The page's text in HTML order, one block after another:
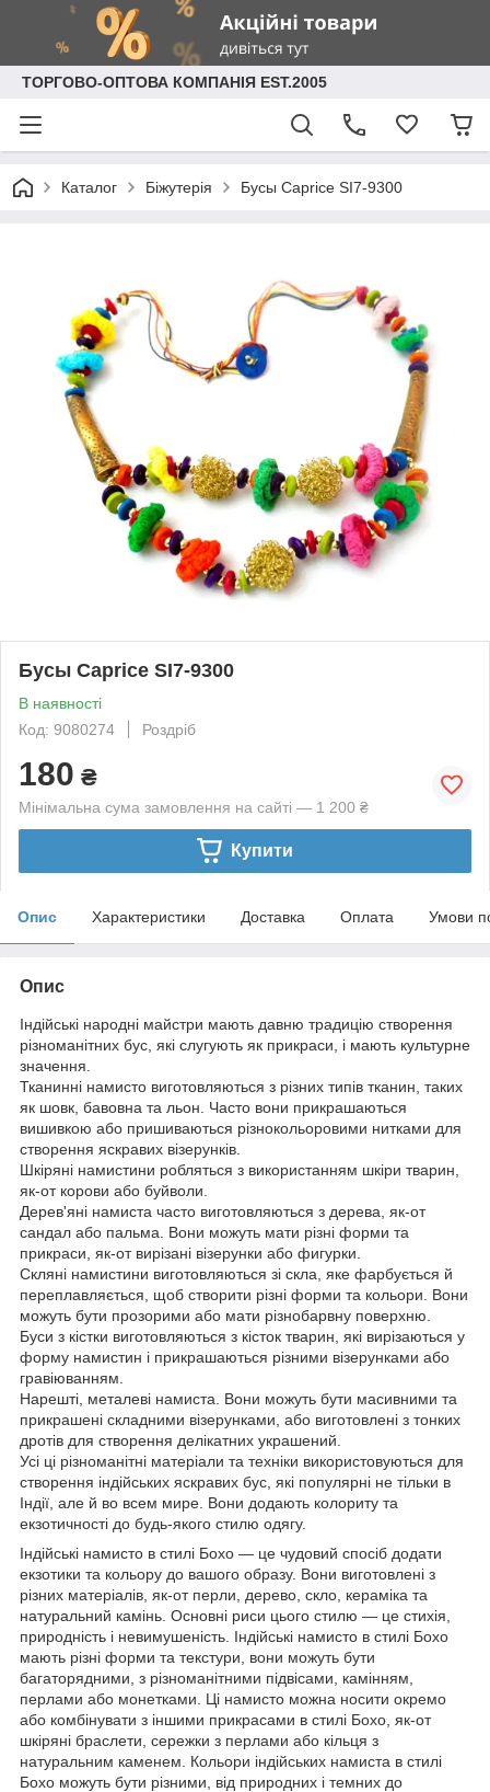
ТОРГОВО-ОПТОВА КОМПАНІЯ EST.2005
Каталог Біжутерія Бусы Caprice SI7-9300
Бусы Caprice SI7-9300
В наявності
Код: 9080274
Роздріб
180 ₴
Мінімальна сума замовлення на сайті — 1 200 ₴
Купити
Опис Характеристики Доставка Оплата Умови
Опис
Індійські народні майстри мають давню традицію створення
різноманітних бус, які слугують як прикраси, і мають культурне
значення.
Тканинні намисто виготовляються з різних типів тканин, таких
як шовк, бавовна та льон. Часто вони прикрашаються
вишивкою або пришиваються різнокольоровими нитками для
створення яскравих візерунків.
Шкіряні намистини робляться з використанням шкіри тварин,
як-от корови або буйволи.
Дерев'яні намиста часто виготовляються з дерева, як-от
сандал або пальма. Вони можуть мати різні форми та
прикраси, як-от вирізані візерунки або фигурки.
Скляні намистини виготовляються зі скла, яке фарбується й
переплавляється, щоб створити різні форми та кольори. Вони
можуть бути прозорими або мати різнобарвну поверхню.
Буси з кістки виготовляються з кісток тварин, які вирізаються у
форму намистин і прикрашаються різними візерунками або
гравіюванням.
Нарешті, металеві намиста. Вони можуть бути масивними та
прикрашені складними візерунками, або виготовлені з тонких
дротів для створення делікатних украшений.
Усі ці різноманітні матеріали та техніки використовуються для
створення індійських яскравих бус, які популярні не тільки в
Індії, але й во всем мире. Вони додають колориту та
екзотичності до будь-якого стилю одягу.
Індійські намисто в стилі Бохо — це чудовий спосіб додати
екзотики та кольору до вашого образу. Вони виготовлені з
різних матеріалів, як-от перли, дерево, скло, кераміка та
натуральний камінь. Основні риси цього стилю — це стихія,
природність і невимушеність. Індійські намисто в стилі Бохо
мають різні форми та текстури, вони можуть бути
багаторядними, з різноманітними підвісами, камінням,
перлами або монетками.
Ці намисто можна носити окремо
або комбінувати з іншими прикрасами в стилі Бохо, як-от
шкіряні браслети, сережки з перлами або кільця з
натуральним каменем.
Кольори індійських намиста в стилі
Бохо можуть бути різними, від природних і темних до